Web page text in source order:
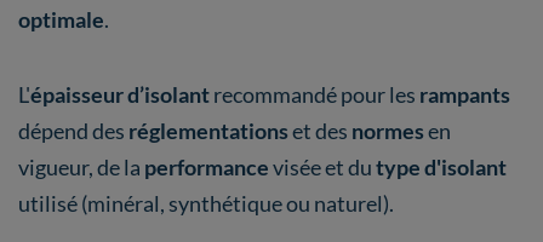
optimale.
L'épaisseur d’isolantrecommandé pour les rampants
dépend des réglementationset des normesen
vigueur, de la performancevisée et dutype d'isolant
utilisé (minéral, synthétique ou naturel).